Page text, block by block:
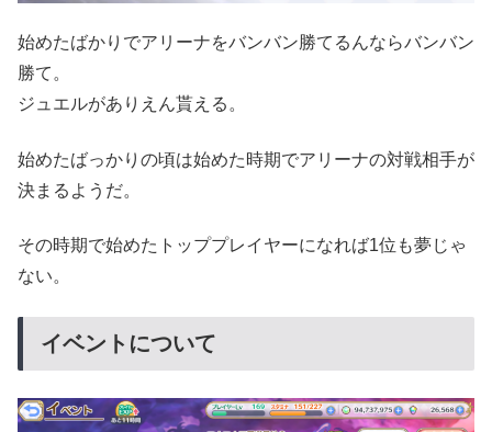
始めたばかりでアリーナをバンバン勝てるんならバンバン
勝て。
ジュエルがありえん貰える。
始めたばっかりの頃は始めた時期でアリーナの対戦相手が
決まるようだ。
その時期で始めたトッププレイヤーになれば1位も夢じゃ
ない。
イベントについて